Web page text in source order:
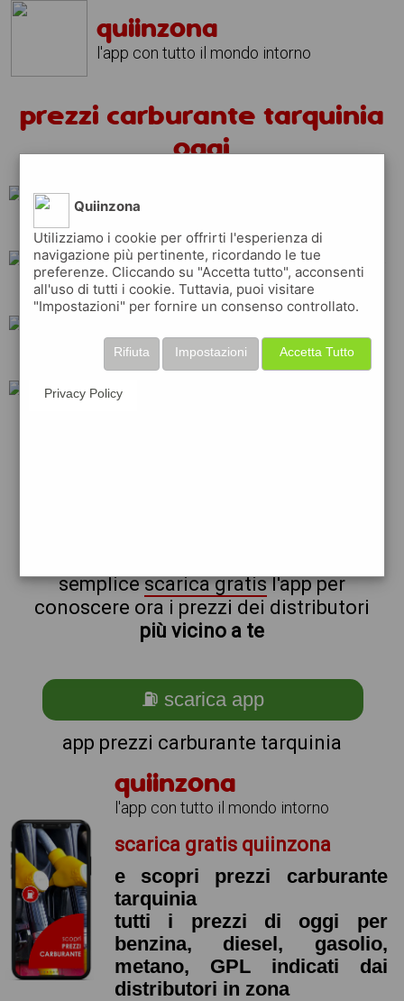
quiinzona
l'app con tutto il mondo intorno
prezzi carburante tarquinia
oggi
esso
eni repsol total
erg q8
semplicescarica gratisl'app per
conoscere ora i prezzi dei distributori
più vicino a te
⛽ scarica app
app prezzi carburante tarquinia
quiinzona
l'app con tutto il mondo intorno
scarica gratis quiinzona
e scopri prezzi carburante
tarquinia
tutti i prezzi di oggi per
benzina, diesel, gasolio,
metano, GPL indicati dai
distributori in zona
Quiinzona
Utilizziamo i cookie per offrirti l'esperienza di
navigazione più pertinente, ricordando le tue
preferenze. Cliccando su "Accetta tutto", acconsenti
all'uso di tutti i cookie. Tuttavia, puoi visitare
"Impostazioni" per fornire un consenso controllato.
Accetta Tutto
Impostazioni
Rifiuta
Privacy Policy